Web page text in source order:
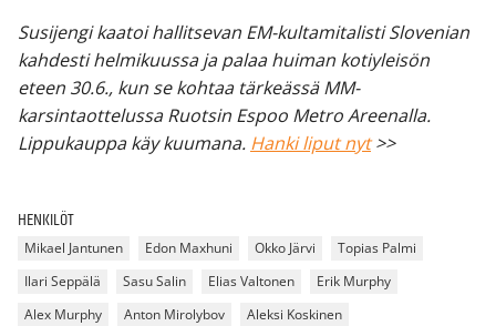
Susijengi kaatoi hallitsevan EM-kultamitalisti Slovenian
kahdesti helmikuussa ja palaa huiman kotiyleisön
eteen 30.6., kun se kohtaa tärkeässä MM-
karsintaottelussa Ruotsin Espoo Metro Areenalla.
Lippukauppa käy kuumana. Hanki liput nyt>>
HENKILÖT
Mikael Jantunen Edon Maxhuni Okko Järvi
Topias Palmi
Ilari Seppälä
Sasu Salin Elias Valtonen
Erik Murphy
Alex Murphy
Anton Mirolybov
Aleksi Koskinen